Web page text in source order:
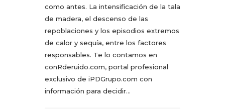
como antes. La intensificación de la tala
de madera, el descenso de las
repoblaciones y los episodios extremos
de calor y sequía, entre los factores
responsables. Te lo contamos en
conRderuido.com, portal profesional
exclusivo de iPDGrupo.com con
información para decidir…